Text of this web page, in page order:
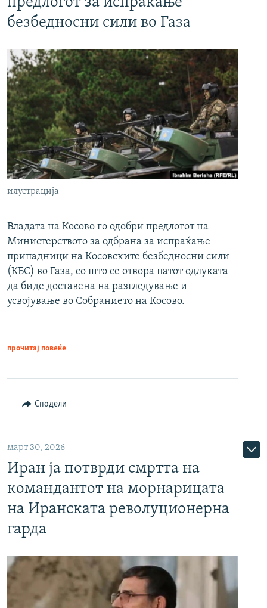
безбедносни сили во Газа
илустрација
Владата на Косово го одобри предлогот на
Министерството за одбрана за испраќање
припадници на Косовските безбедносни сили
(КБС) во Газа, со што се отвора патот одлуката
да биде доставена на разгледување и
усвојување во Собранието на Косово.
прочитај повеќе
Сподели
март 30, 2026
Иран ја потврди смртта на
командантот на морнарицата
на Иранската револуционерна
гарда